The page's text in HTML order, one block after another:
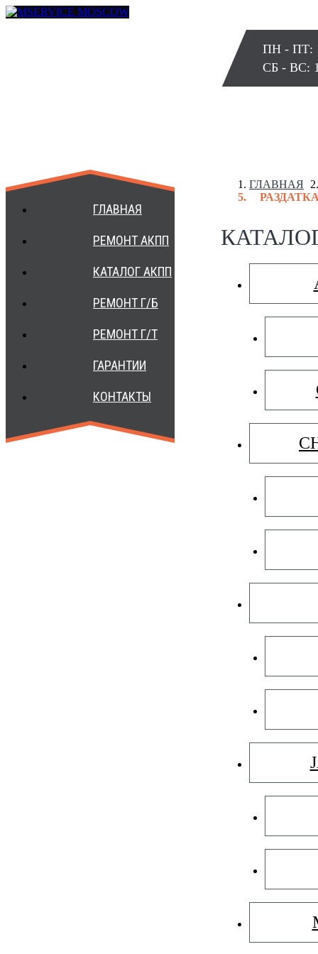
ПН - ПТ:
СБ - ВС:
+7 499 3984172
ГЛАВНАЯ
РЕМОНТ АКПП
КАТАЛОГ АКПП
РЕМОНТ Г/Б
РЕМОНТ Г/Т
ГАРАНТИИ
КОНТАКТЫ
ГЛАВНАЯ
РАЗДАТКА